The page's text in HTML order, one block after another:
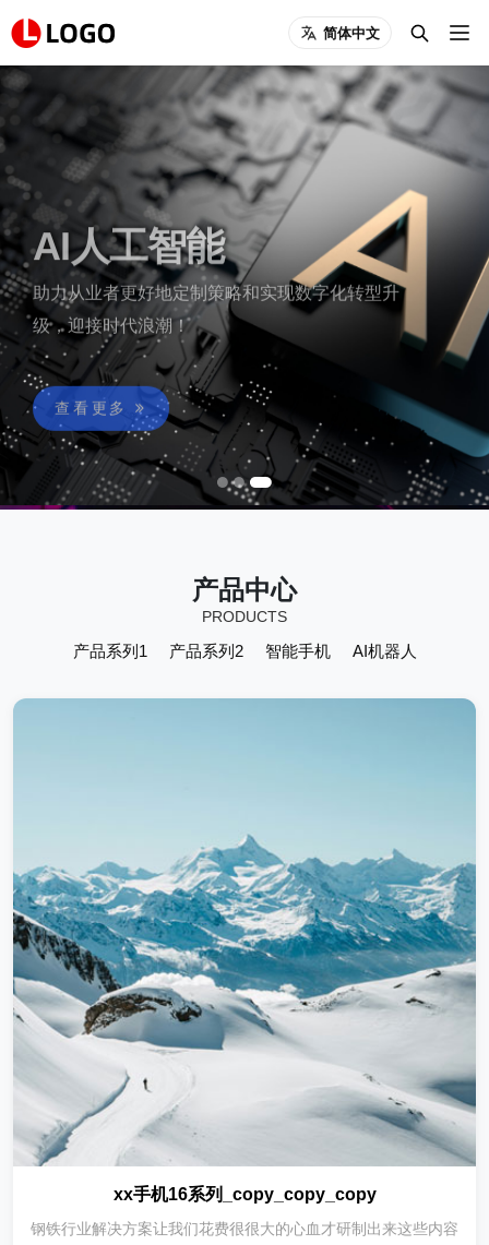
简体中文
AI人工智能
助力从业者更好地定制策略和实现数字化转型升
级，迎接时代浪潮！
查看更多
产品中心
PRODUCTS
产品系列1 产品系列2 智能手机 AI机器人
xx手机16系列_copy_copy_copy
钢铁行业解决方案让我们花费很很大的心血才研制出来这些内容